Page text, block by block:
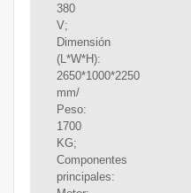
380
V;
Dimensión
(L*W*H):
2650*1000*2250
mm/
Peso:
1700
KG;
Componentes
principales: